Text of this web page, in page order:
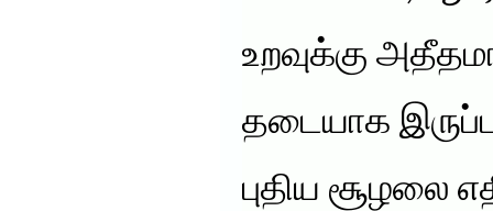
உறவுக்கு
தடையாக
புதிய சூழலை